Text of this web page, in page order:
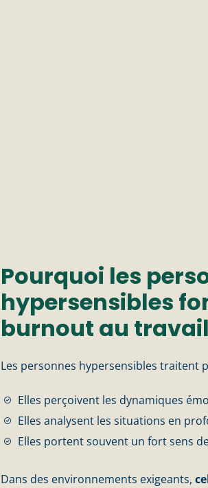
Pourquoi les
hypersensibles
burnout au travail
Les personnes hypersensibles traitent
Elles perçoivent les dynamiques
Elles analysent les situations en
Elles portent souvent un fort sens
Dans des environnements exigeants,